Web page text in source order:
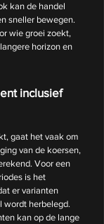
kan de handel
sneller bewegen.
wie groei zoekt,
horizon en
inclusief
gaat het vaak om
van de koersen,
Voor een
is het
er varianten
wordt herbelegd.
kan op de lange